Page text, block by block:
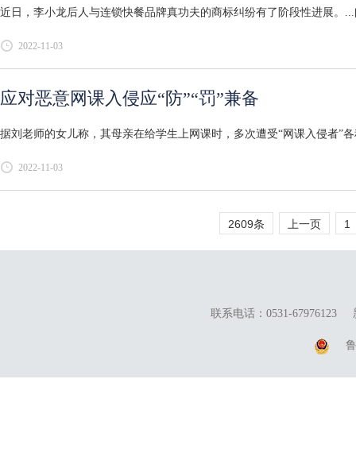
近日，李小龙后人与连锁快餐品牌真功夫的商标纠纷有了阶段性进展。...
2022-11-03
应对恶意网课入侵应“防”“罚”兼备
据刘老师的女儿称，其母亲在给学生上网课时，多次遭受“网课入侵者”
2022-11-03
2609条 上一页 1
联系电话：0531-67976123